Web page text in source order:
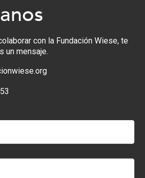
con la Fundación Wiese, te
un mensaje.